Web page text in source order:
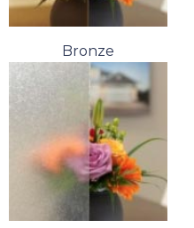
Bronze